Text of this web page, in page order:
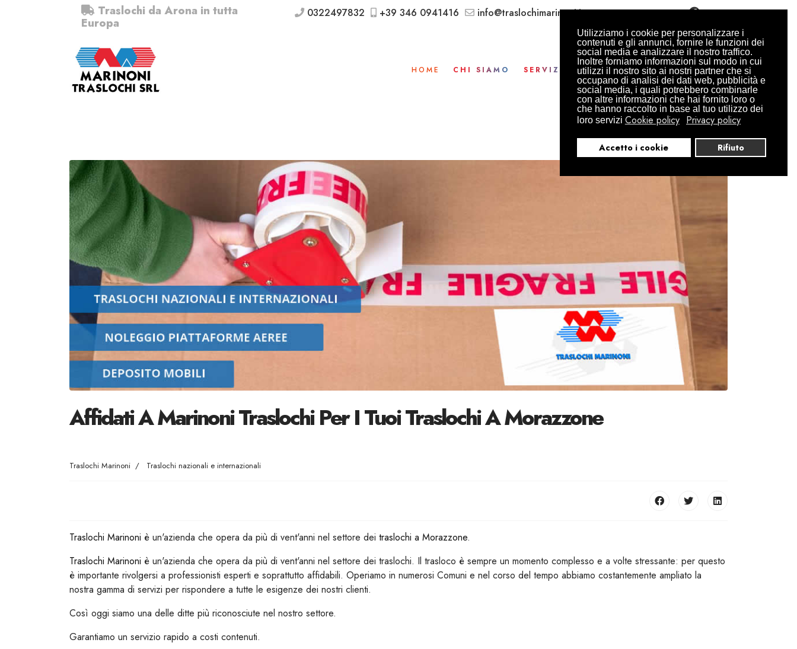
Utilizziamo i cookie per personalizzare i
contenuti e gli annunci, fornire le funzioni dei
social media e analizzare il nostro traffico.
Inoltre forniamo informazioni sul modo in cui
utilizzi il nostro sito ai nostri partner che si
occupano di analisi dei dati web, pubblicità e
social media, i quali potrebbero combinarle
con altre informazioni che hai fornito loro o
che hanno raccolto in base al tuo utilizzo dei
loro servizi Cookie policy Privacy policy
Accetto i cookie Rifiuto
Traslochi da Arona in tutta
Europa
0322497832 +39 346 0941416 info@traslochimarinoni.it
HOME CHI SIAMO SERVIZI CONTATTI PREVENTIVO
Affidati A Marinoni Traslochi Per I Tuoi Traslochi A Morazzone
Traslochi Marinoni Traslochi nazionali e internazionali
Traslochi Marinoni è un'azienda che opera da più di vent'anni nel settore dei traslochi a Morazzone.
Traslochi Marinoni è un'azienda che opera da più di vent'anni nel settore dei traslochi. Il trasloco è sempre un momento complesso e a volte stressante: per questo
è importante rivolgersi a professionisti esperti e soprattutto affidabili. Operiamo in numerosi Comuni e nel corso del tempo abbiamo costantemente ampliato la
nostra gamma di servizi per rispondere a tutte le esigenze dei nostri clienti.
Così oggi siamo una delle ditte più riconosciute nel nostro settore.
Garantiamo un servizio rapido a costi contenuti.